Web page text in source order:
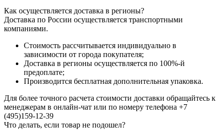
Как осуществляется доставка в регионы?
Доставка по России осуществляется транспортными
компаниями.
Стоимость рассчитывается индивидуально в
зависимости от города покупателя;
Доставка в регионы осуществляется по 100%-й
предоплате;
Производится бесплатная дополнительная упаковка.
Для более точного расчета стоимости доставки обращайтесь к
менеджерам в онлайн-чат или по номеру телефона +7
(495)159-12-39
Что делать, если товар не подошел?